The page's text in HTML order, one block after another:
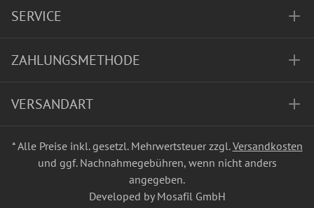
SERVICE
ZAHLUNGSMETHODE
VERSANDART
* Alle Preise inkl. gesetzl. Mehrwertsteuer zzgl.Versandkosten
und ggf. Nachnahmegebühren, wenn nicht anders
angegeben.
Developed by Mosafil GmbH